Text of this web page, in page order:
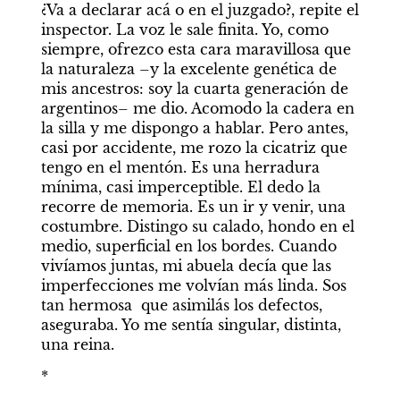
¿Va a declarar acá o en el juzgado?, repite el
inspector. La voz le sale finita. Yo, como
siempre, ofrezco esta cara maravillosa que
la naturaleza –y la excelente genética de
mis ancestros: soy la cuarta generación de
argentinos– me dio. Acomodo la cadera en
la silla y me dispongo a hablar. Pero antes,
casi por accidente, me rozo la cicatriz que
tengo en el mentón. Es una herradura
mínima, casi imperceptible. El dedo la
recorre de memoria. Es un ir y venir, una
costumbre. Distingo su calado, hondo en el
medio, superficial en los bordes. Cuando
vivíamos juntas, mi abuela decía que las
imperfecciones me volvían más linda. Sos
tan hermosa  que asimilás los defectos,
aseguraba. Yo me sentía singular, distinta,
una reina.
*